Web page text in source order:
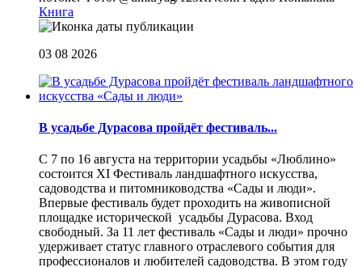
Книга
03 08 2026
В усадьбе Дурасова пройдёт фестиваль...
С 7 по 16 августа на территории усадьбы «Люблино»
состоится XI Фестиваль ландшафтного искусства,
садоводства и питомниководства «Сады и люди».
Впервые фестиваль будет проходить на живописной
площадке исторической усадьбы Дурасова. Вход
свободный. За 11 лет фестиваль «Сады и люди» прочно
удерживает статус главного отраслевого события для
профессионалов и любителей садоводства. В этом году